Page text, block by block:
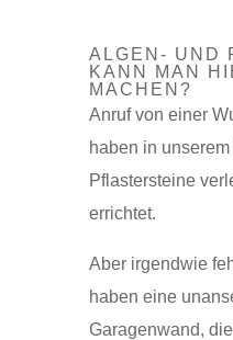
ALGEN- UND
KANN MAN
MACHEN?
Anruf von einer
haben in
Pflastersteine
errichtet.
Aber irgendwie
haben eine
Garagenwand,